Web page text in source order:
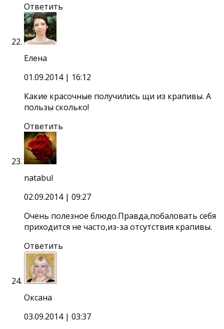
Ответить
Елена
01.09.2014 | 16:12
Какие красочные получились щи из крапивы. А
пользы сколько!
Ответить
natabul
02.09.2014 | 09:27
Очень полезное блюдо.Правда,побаловать себя
приходится не часто,из-за отсутствия крапивы.
Ответить
Оксана
03.09.2014 | 03:37